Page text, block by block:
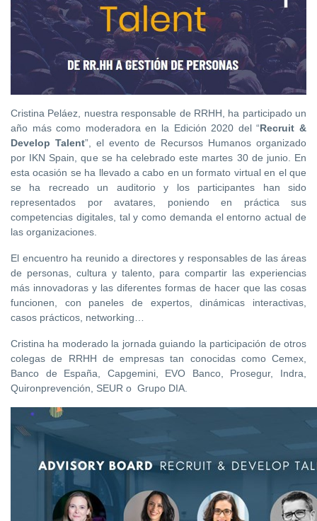
Cristina Peláez, nuestra responsable de RRHH, ha participado un
año más como moderadora en la Edición 2020 del “Recruit &
Develop Talent”, el evento de Recursos Humanos organizado
por IKN Spain, que se ha celebrado este martes 30 de junio. En
esta ocasión se ha llevado a cabo en un formato virtual en el que
se ha recreado un auditorio y los participantes han sido
representados por avatares, poniendo en práctica sus
competencias digitales, tal y como demanda el entorno actual de
las organizaciones.
El encuentro ha reunido a directores y responsables de las áreas
de personas, cultura y talento, para compartir las experiencias
más innovadoras y las diferentes formas de hacer que las cosas
funcionen, con paneles de expertos, dinámicas interactivas,
casos prácticos, networking…
Cristina ha moderado la jornada guiando la participación de otros
colegas de RRHH de empresas tan conocidas como Cemex,
Banco de España, Capgemini, EVO Banco, Prosegur, Indra,
Quironprevención, SEUR o Grupo DIA.